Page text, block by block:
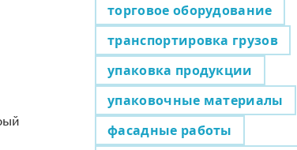
торговое оборудование
транспортировка грузов
упаковка продукции
упаковочные материалы
фасадные работы